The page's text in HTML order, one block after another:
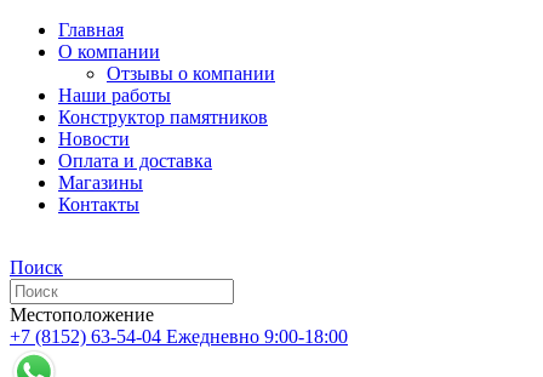
Главная
О компании
Отзывы о компании
Наши работы
Конструктор памятников
Новости
Оплата и доставка
Магазины
Контакты
Поиск
Местоположение
+7 (8152) 63-54-04 Ежедневно 9:00-18:00